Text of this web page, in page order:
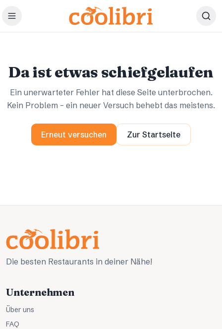
Zum Hauptinhalt springen
Da ist etwas schiefgelaufen
Ein unerwarteter Fehler hat diese Seite unterbrochen.
Kein Problem – ein neuer Versuch behebt das meistens.
Erneut versuchen Zur Startseite
Die besten Restaurants in deiner Nähe!
Unternehmen
Über uns
FAQ